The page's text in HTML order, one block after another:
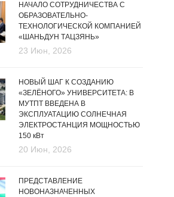
НАЧАЛО СОТРУДНИЧЕСТВА С
ОБРАЗОВАТЕЛЬНО-
ТЕХНОЛОГИЧЕСКОЙ КОМПАНИЕЙ
«ШАНЬДУН ТАЦЗЯНЬ»
23 Июн, 2026
НОВЫЙ ШАГ К СОЗДАНИЮ
«ЗЕЛЁНОГО» УНИВЕРСИТЕТА: В
МУТПТ ВВЕДЕНА В
ЭКСПЛУАТАЦИЮ СОЛНЕЧНАЯ
ЭЛЕКТРОСТАНЦИЯ МОЩНОСТЬЮ
150 кВт
20 Июн, 2026
ПРЕДСТАВЛЕНИЕ
НОВОНАЗНАЧЕННЫХ